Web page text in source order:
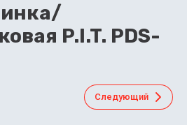
P.I.T. PDS-
Следующий